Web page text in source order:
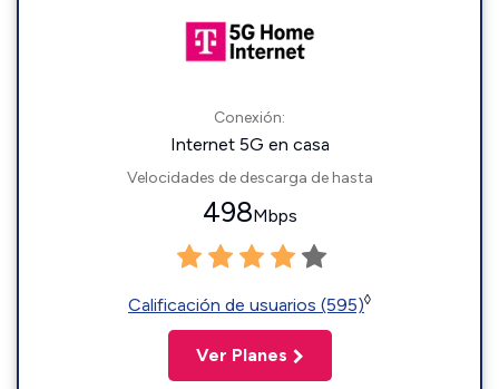
Conexión:
Internet 5G en casa
Velocidades de descarga de hasta
498Mbps
Calificación de usuarios (595)◊
Ver Planes